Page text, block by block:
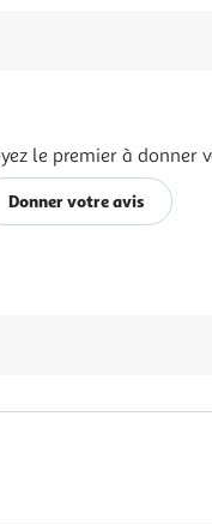
le premier à donner
Donner votre avis